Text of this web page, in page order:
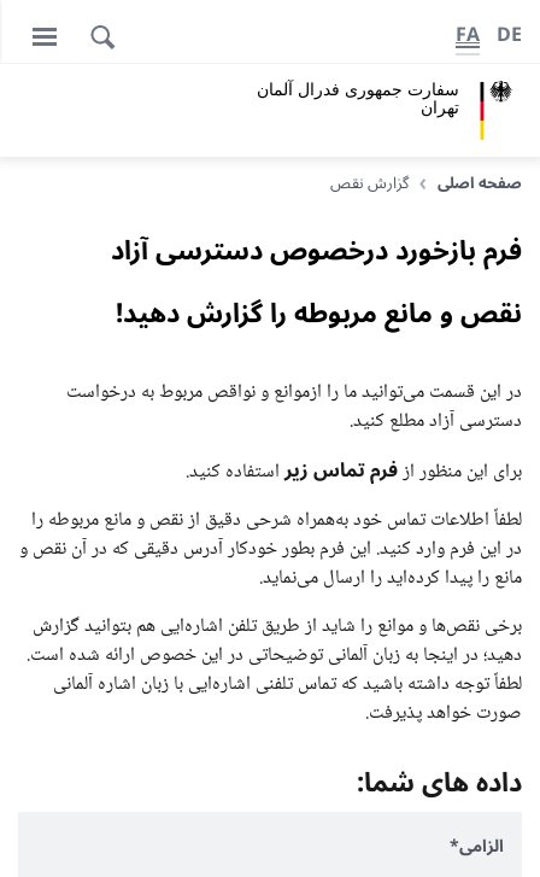
سفارت جمهوری فدرال آلمان
تهران
DE
FA
صفحه اصلی گزارش نقص
فرم بازخورد درخصوص دسترسی آزاد
نقص و مانع مربوطه را گزارش دهید!
در این قسمت می‌توانید ما را ازموانع و نواقص مربوط به درخواست
دسترسی آزاد مطلع کنید.
برای این منظور ازفرم تماس زیراستفاده کنید.
لطفاً اطلاعات تماس خود به‌همراه شرحی دقیق از نقص و مانع مربوطه را
در این فرم وارد کنید. این فرم بطور خودکار آدرس دقیقی که در آن نقص و
مانع را پیدا کرده‌اید را ارسال می‌نماید.
برخی نقص‌ها و موانع را شاید از طریق تلفن اشاره‌ایی هم بتوانید گزارش
دهید؛ در اینجا به زبان آلمانی توضیحاتی در این خصوص ارائه شده است.
لطفاً توجه داشته باشید که تماس تلفنی اشاره‌ایی با زبان اشاره آلمانی
صورت خواهد پذیرفت.
داده های شما:
الزامی*